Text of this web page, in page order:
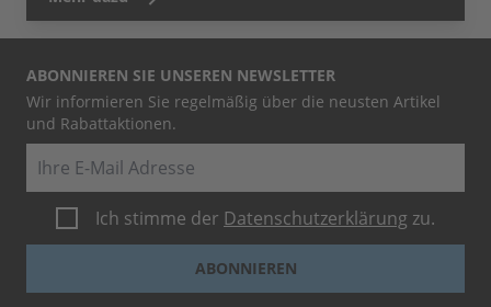
ABONNIEREN SIE UNSEREN NEWSLETTER
Wir informieren Sie regelmäßig über die neusten Artikel
und Rabattaktionen.
Ich stimme der Datenschutzerklärung zu.
ABONNIEREN